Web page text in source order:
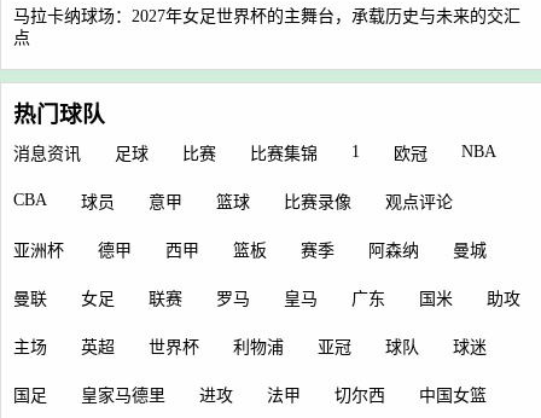
马拉卡纳球场：2027年女足世界杯的主舞台，承载历史与未来的交汇
点
热门球队
消息资讯 足球 比赛 比赛集锦 1 欧冠 NBA
CBA 球员 意甲 篮球 比赛录像 观点评论
亚洲杯 德甲 西甲 篮板 赛季 阿森纳 曼城
曼联 女足 联赛 罗马 皇马 广东 国米 助攻
主场 英超 世界杯 利物浦 亚冠 球队 球迷
国足 皇家马德里 进攻 法甲 切尔西 中国女篮